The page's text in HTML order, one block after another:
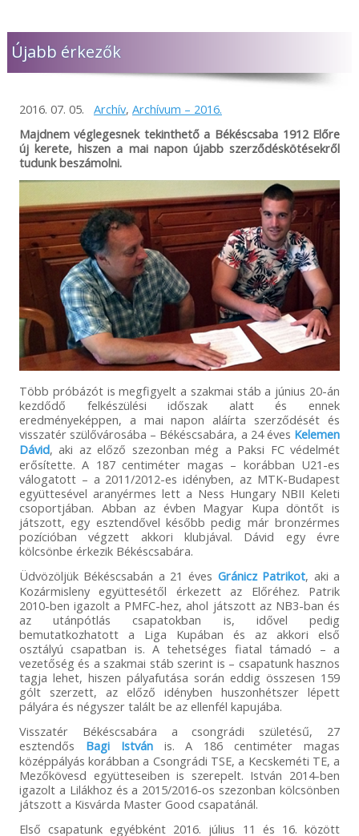
Újabb érkezők
2016. 07. 05. Archív, Archívum – 2016.
Majdnem véglegesnek tekinthető a Békéscsaba 1912 Előre
új kerete, hiszen a mai napon újabb szerződéskötésekről
tudunk beszámolni.
Több próbázót is megfigyelt a szakmai stáb a június 20-án
kezdődő felkészülési időszak alatt és ennek
eredményeképpen, a mai napon aláírta szerződését és
visszatér szülővárosába – Békéscsabára, a 24 éves Kelemen
Dávid, aki az előző szezonban még a Paksi FC védelmét
erősítette. A 187 centiméter magas – korábban U21-es
válogatott – a 2011/2012-es idényben, az MTK-Budapest
együttesével aranyérmes lett a Ness Hungary NBII Keleti
csoportjában. Abban az évben Magyar Kupa döntőt is
játszott, egy esztendővel később pedig már bronzérmes
pozícióban végzett akkori klubjával. Dávid egy évre
kölcsönbe érkezik Békéscsabára.
Üdvözöljük Békéscsabán a 21 éves Gránicz Patrikot, aki a
Kozármisleny együttesétől érkezett az Előréhez. Patrik
2010-ben igazolt a PMFC-hez, ahol játszott az NB3-ban és
az utánpótlás csapatokban is, idővel pedig
bemutatkozhatott a Liga Kupában és az akkori első
osztályú csapatban is. A tehetséges fiatal támadó – a
vezetőség és a szakmai stáb szerint is – csapatunk hasznos
tagja lehet, hiszen pályafutása során eddig összesen 159
gólt szerzett, az előző idényben huszonhétszer lépett
pályára és négyszer talált be az ellenfél kapujába.
Visszatér Békéscsabára a csongrádi születésű, 27
esztendős Bagi Istvánis. A 186 centiméter magas
középpályás korábban a Csongrádi TSE, a Kecskeméti TE, a
Mezőkövesd együtteseiben is szerepelt. István 2014-ben
igazolt a Lilákhoz és a 2015/2016-os szezonban kölcsönben
játszott a Kisvárda Master Good csapatánál.
Első csapatunk egyébként 2016. július 11 és 16. között